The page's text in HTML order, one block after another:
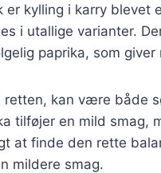
er kylling i karry
i utallige varianter.
paprika, som
retten, kan være både
tilføjer en mild smag,
at finde den rette
mildere smag.